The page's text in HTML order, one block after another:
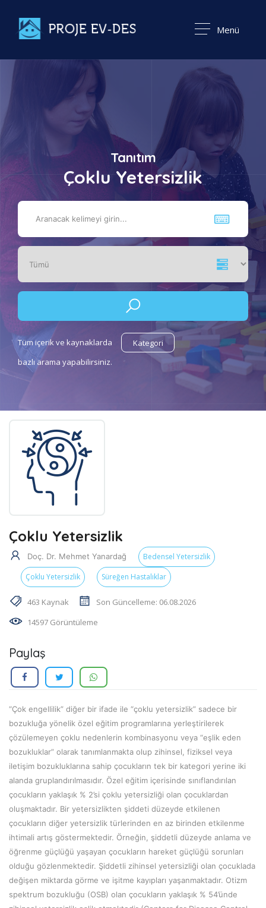
Menü
Tanıtım
Çoklu Yetersizlik
Tüm içerik ve kaynaklarda
Kategori
bazlı arama yapabilirsiniz.
Çoklu Yetersizlik
Doç. Dr. Mehmet Yanardağ
Bedensel Yetersizlik
Çoklu Yetersizlik
Süreğen Hastalıklar
463 Kaynak
Son Güncelleme: 06.08.2026
14597 Görüntüleme
Paylaş
“Çok engellilik” diğer bir ifade ile “çoklu yetersizlik” sadece bir
bozukluğa yönelik özel eğitim programlarına yerleştirilerek
çözülemeyen çoklu nedenlerin kombinasyonu veya “eşlik eden
bozukluklar” olarak tanımlanmakta olup zihinsel, fiziksel veya
iletişim bozukluklarına sahip çocukların tek bir kategori yerine iki
alanda gruplandırılmasıdır. Özel eğitim içerisinde sınıflandırılan
çocukların yaklaşık % 2’si çoklu yetersizliği olan çocuklardan
oluşmaktadır. Bir yetersizlikten şiddeti düzeyde etkilenen
çocukların diğer yetersizlik türlerinden en az birinden etkilenme
ihtimali artış göstermektedir. Örneğin, şiddetli düzeyde anlama ve
öğrenme güçlüğü yaşayan çocukların hareket güçlüğü sorunları
olduğu gözlenmektedir. Şiddetli zihinsel yetersizliği olan çocuklada
değişen miktarda görme ve işitme kayıpları yaşanmaktadır. Otizm
spektrum bozukluğu (OSB) olan çocukların yaklaşık % 54’ünde